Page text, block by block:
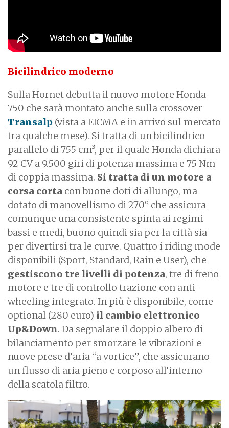
Bicilindrico moderno
Sulla Hornet debutta il nuovo motore Honda
750 che sarà montato anche sulla crossover
Transalp (vista a EICMA e in arrivo sul mercato
tra qualche mese). Si tratta di un bicilindrico
parallelo di 755 cm³, per il quale Honda dichiara
92 CV a 9.500 giri di potenza massima e 75 Nm
di coppia massima. Si tratta di un motore a
corsa corta con buone doti di allungo, ma
dotato di manovellismo di 270° che assicura
comunque una consistente spinta ai regimi
bassi e medi, buono quindi sia per la città sia
per divertirsi tra le curve. Quattro i riding mode
disponibili (Sport, Standard, Rain e User), che
gestiscono tre livelli di potenza, tre di freno
motore e tre di controllo trazione con anti-
wheeling integrato. In più è disponibile, come
optional (280 euro) il cambio elettronico
Up&Down. Da segnalare il doppio albero di
bilanciamento per smorzare le vibrazioni e
nuove prese d’aria “a vortice”, che assicurano
un flusso di aria pieno e corposo all’interno
della scatola filtro.